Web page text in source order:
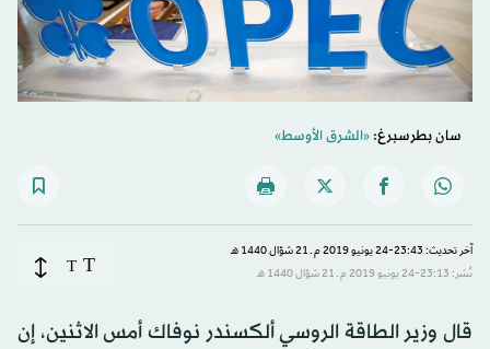
سان بطرسبرغ:«الشرق الأوسط»
آخر تحديث: 23:43-24 يونيو 2019 م ـ 21 شوّال 1440 هـ
نُشر: 23:13-24 يونيو 2019 م ـ 21 شوّال 1440 هـ
T
T
قال وزير الطاقة الروسي ألكسندر نوفاك أمس الاثنين، إن